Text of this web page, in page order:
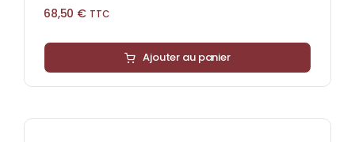
68,50 € TTC
Ajouter au panier